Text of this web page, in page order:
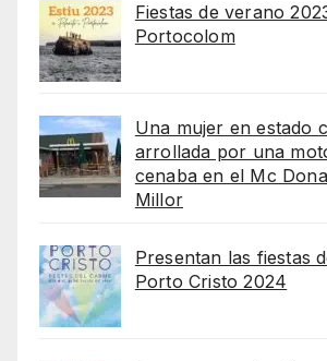
Fiestas de verano
Portocolom
Una mujer en estado
arrollada por una
cenaba en el Mc
Millor
Presentan las fiestas
Porto Cristo 2024